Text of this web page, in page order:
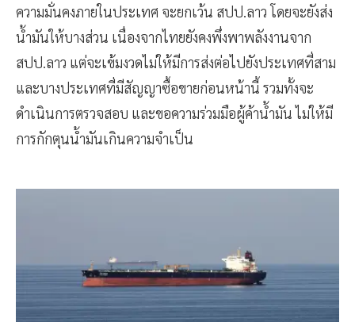
ความมั่นคงภายในประเทศ จะยกเว้น สปป.ลาว โดยจะยังส่ง
น้ำมันให้บางส่วน เนื่องจากไทยยังคงพึ่งพาพลังงานจาก
สปป.ลาว แต่จะเข้มงวดไม่ให้มีการส่งต่อไปยังประเทศที่สาม
และบางประเทศที่มีสัญญาซื้อขายก่อนหน้านี้ รวมทั้งจะ
ดำเนินการตรวจสอบ และขอความร่วมมือผู้ค้าน้ำมัน ไม่ให้มี
การกักตุนน้ำมันเกินความจำเป็น